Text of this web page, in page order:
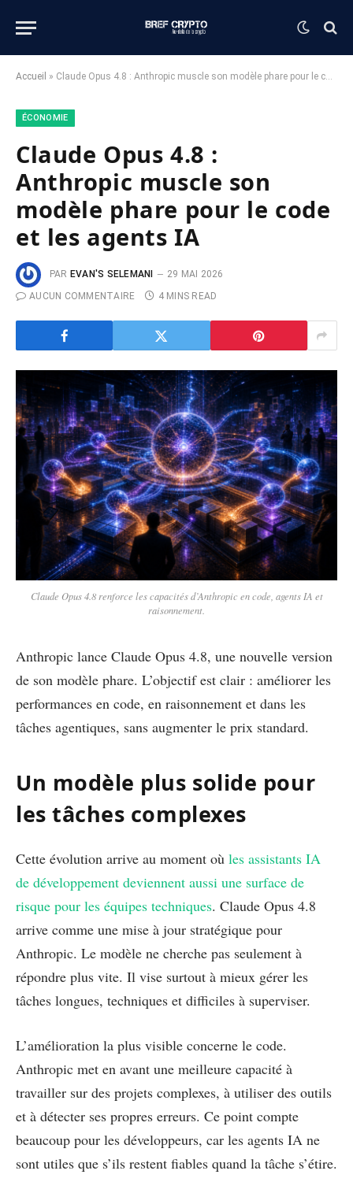
Accueil » Claude Opus 4.8 : Anthropic muscle son modèle phare pour le code et les agents IA
ÉCONOMIE
Claude Opus 4.8 :
Anthropic muscle son
modèle phare pour le code
et les agents IA
PAR EVAN'S SELEMANI
29 MAI 2026
AUCUN COMMENTAIRE
4 MINS READ
Claude Opus 4.8 renforce les capacités d’Anthropic en code, agents IA et
raisonnement.
Anthropic lance Claude Opus 4.8, une nouvelle version
de son modèle phare. L’objectif est clair : améliorer les
performances en code, en raisonnement et dans les
tâches agentiques, sans augmenter le prix standard.
Un modèle plus solide pour
les tâches complexes
Cette évolution arrive au moment où les assistants IA
de développement deviennent aussi une surface de
risque pour les équipes techniques. Claude Opus 4.8
arrive comme une mise à jour stratégique pour
Anthropic. Le modèle ne cherche pas seulement à
répondre plus vite. Il vise surtout à mieux gérer les
tâches longues, techniques et difficiles à superviser.
L’amélioration la plus visible concerne le code.
Anthropic met en avant une meilleure capacité à
travailler sur des projets complexes, à utiliser des outils
et à détecter ses propres erreurs. Ce point compte
beaucoup pour les développeurs, car les agents IA ne
sont utiles que s’ils restent fiables quand la tâche s’étire.